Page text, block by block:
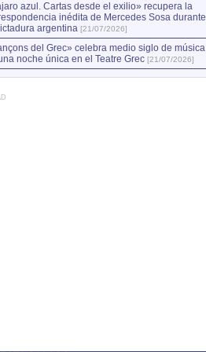
azul. Cartas desde el exilio» recupera la
inédita de Mercedes Sosa durante
argentina [21/07/2026]
del Grec» celebra medio siglo de música
noche única en el Teatre Grec [21/07/2026]